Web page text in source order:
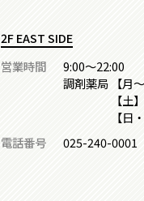
2F EAST SIDE
営業時間
9:00～22:00
調剤薬局 【月
【土】
【日・祝
電話番号
025-240-0001